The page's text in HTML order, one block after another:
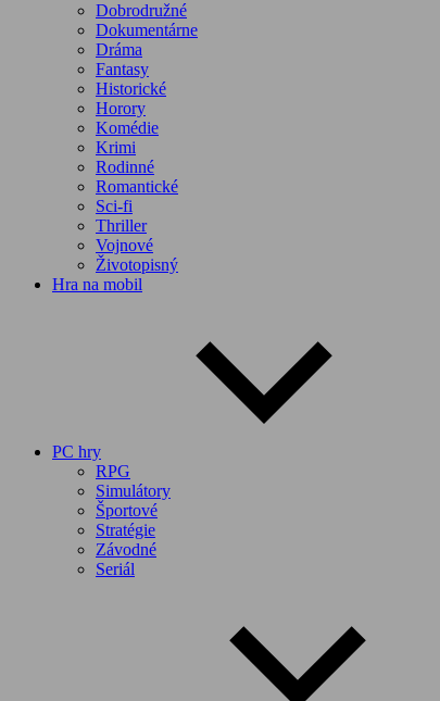
Dobrodružné
Dokumentárne
Dráma
Fantasy
Historické
Horory
Komédie
Krimi
Rodinné
Romantické
Sci-fi
Thriller
Vojnové
Životopisný
Hra na mobil
PC hry
RPG
Simulátory
Športové
Stratégie
Závodné
Seriál